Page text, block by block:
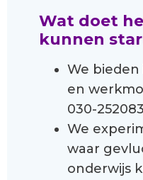
Wat doet
kunnen
We bieden
en
030-
We
waar
onderwijs